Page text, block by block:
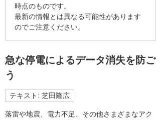
時点のものです。
最新の情報とは異なる可能性があります
のでご注意ください。
急な停電によるデータ消失を防ご
う
テキスト: 芝田隆広
落雷や地震、電力不足、その他さまざまなアク